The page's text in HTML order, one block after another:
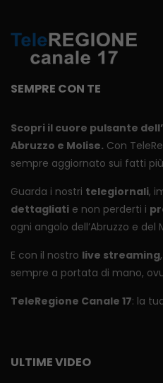
SEMPRE CON TE
Scopri il cuore pulsante
Abruzzo e Molise. Con
sempre aggiornato sui fatti
Guarda i nostri telegiornali,
dettagliati e non perderti i
ogni angolo dell’Abruzzo e del
E con il nostro live streaming
sempre a portata di mano,
TeleRegione Canale 17: la
ULTIME VIDEO